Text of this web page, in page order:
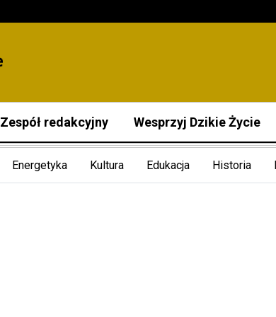
Zespół redakcyjny Wesprzyj Dzikie Życie
Energetyka Kultura Edukacja Historia